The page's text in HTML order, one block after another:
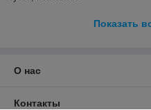
Показать
О нас
Контакты